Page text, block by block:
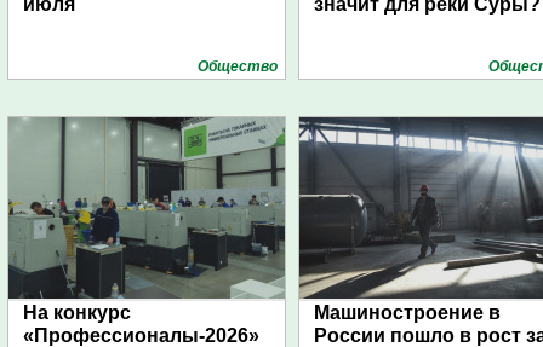
июля
Общество
значит для реки Суры?
На конкурс
«Профессионалы-2026»
Машиностроение в
России пошло в рост